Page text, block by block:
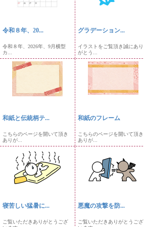
令和８年、20...
令和８年、2026年、9月横型
カ...
グラデーション...
イラストをご覧頂き誠にあり
がとう...
和紙と伝統柄テ...
こちらのページを開いて頂き
ありが...
和紙のフレーム
こちらのページを開いて頂き
ありが...
寝苦しい猛暑に...
ご覧いただきありがとうござ
悪魔の攻撃を防...
ご覧いただきありがとうござ